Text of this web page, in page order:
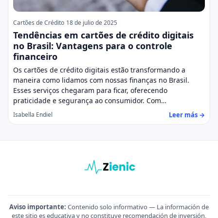
Cartões de Crédito 18 de julio de 2025
Tendências em cartões de crédito digitais
no Brasil: Vantagens para o controle
financeiro
Os cartões de crédito digitais estão transformando a
maneira como lidamos com nossas finanças no Brasil.
Esses serviços chegaram para ficar, oferecendo
praticidade e segurança ao consumidor. Com…
Isabella Endiel Leer más →
Aviso importante: Contenido solo informativo — La información de
este sitio es educativa y no constituye recomendación de inversión,